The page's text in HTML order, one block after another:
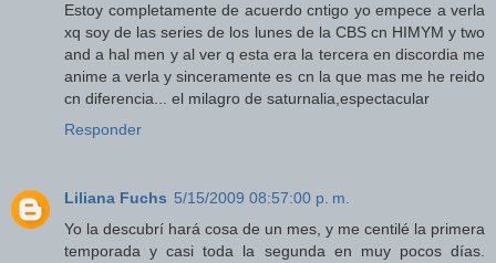
Estoy completamente de acuerdo cntigo yo empece a verla
xq soy de las series de los lunes de la CBS cn HIMYM y two
and a hal men y al ver q esta era la tercera en discordia me
anime a verla y sinceramente es cn la que mas me he reido
cn diferencia... el milagro de saturnalia,espectacular
Responder
Liliana Fuchs 5/15/2009 08:57:00 p. m.
Yo la descubrí hará cosa de un mes, y me centilé la primera
temporada y casi toda la segunda en muy pocos días.